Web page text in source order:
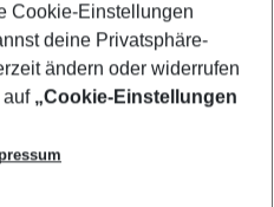
Cookie-Einstellungen
deine Privatsphäre-
ändern oder widerrufen
auf „Cookie-Einstellungen